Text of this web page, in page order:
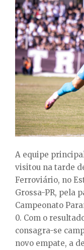
M
E
N
U
A equipe
visitou na tarde
Ferroviário, no
Grossa-PR, pela
Campeonato
0. Com o
consagra-se
novo empate, a